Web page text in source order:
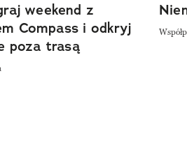
weekend z
Compass i odkryj
poza trasą